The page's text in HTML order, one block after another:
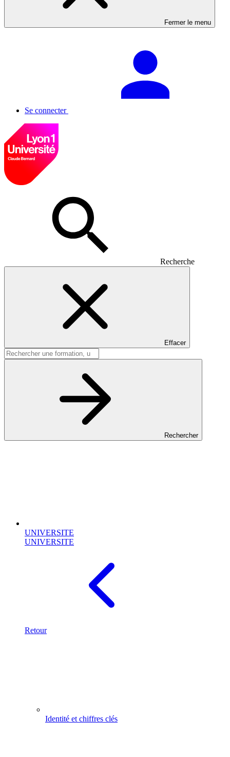
Fermer le menu
Se connecter
Recherche
Effacer
Rechercher
UNIVERSITE
UNIVERSITE
Retour
Identité et chiffres clés